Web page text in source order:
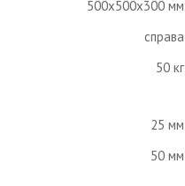
500х500х300 мм
справа
50 кг
25 мм
50 мм